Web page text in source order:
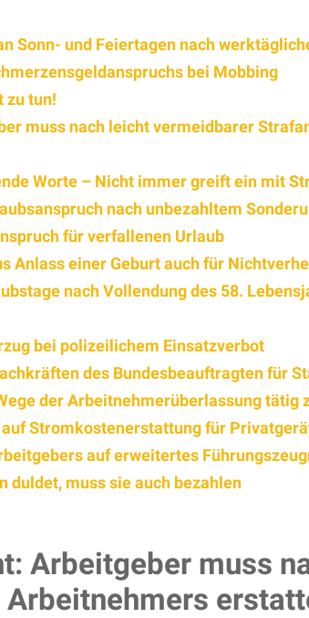
Sonn- und Feiertagen nach
bei Mobbing
zu tun!
muss nach leicht vermeidbarer
Worte – Nicht immer greift ein mit
nach unbezahltem
für verfallenen Urlaub
Anlass einer Geburt auch für
nach Vollendung des 58.
bei polizeilichem Einsatzverbot
des Bundesbeauftragten für
der Arbeitnehmerüberlassung tätig
Stromkostenerstattung für
auf erweitertes
duldet, muss sie auch bezahlen
Arbeitgeber muss